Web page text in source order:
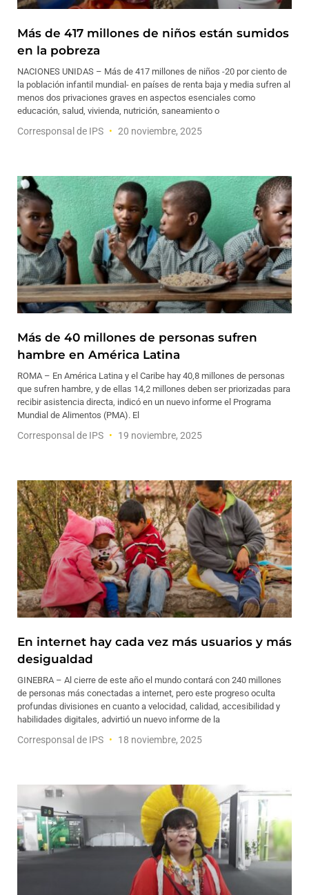
Más de 417 millones de niños están sumidos
en la pobreza
NACIONES UNIDAS – Más de 417 millones de niños -20 por ciento de
la población infantil mundial- en países de renta baja y media sufren al
menos dos privaciones graves en aspectos esenciales como
educación, salud, vivienda, nutrición, saneamiento o
Corresponsal de IPS 20 noviembre, 2025
Más de 40 millones de personas sufren
hambre en América Latina
ROMA – En América Latina y el Caribe hay 40,8 millones de personas
que sufren hambre, y de ellas 14,2 millones deben ser priorizadas para
recibir asistencia directa, indicó en un nuevo informe el Programa
Mundial de Alimentos (PMA). El
Corresponsal de IPS 19 noviembre, 2025
En internet hay cada vez más usuarios y más
desigualdad
GINEBRA – Al cierre de este año el mundo contará con 240 millones
de personas más conectadas a internet, pero este progreso oculta
profundas divisiones en cuanto a velocidad, calidad, accesibilidad y
habilidades digitales, advirtió un nuevo informe de la
Corresponsal de IPS 18 noviembre, 2025